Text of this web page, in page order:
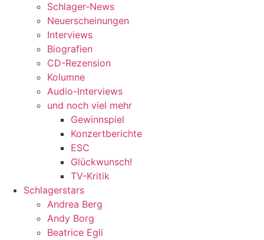
Schlager-News
Neuerscheinungen
Interviews
Biografien
CD-Rezension
Kolumne
Audio-Interviews
und noch viel mehr
Gewinnspiel
Konzertberichte
ESC
Glückwunsch!
TV-Kritik
Schlagerstars
Andrea Berg
Andy Borg
Beatrice Egli